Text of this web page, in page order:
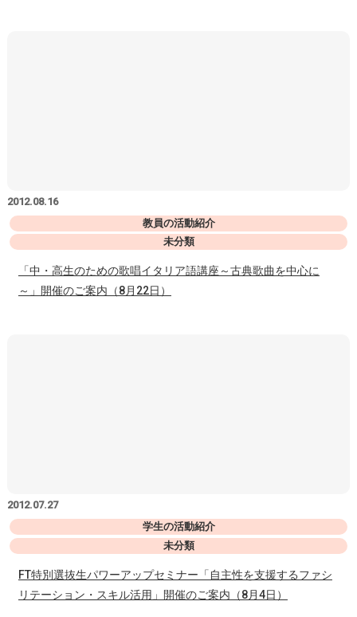
2012.08.16
教員の活動紹介
未分類
「中・高生のための歌唱イタリア語講座～古典歌曲を中心に
～」開催のご案内（8月22日）
2012.07.27
学生の活動紹介
未分類
FT特別選抜生パワーアップセミナー「自主性を支援するファシ
リテーション・スキル活用」開催のご案内（8月4日）